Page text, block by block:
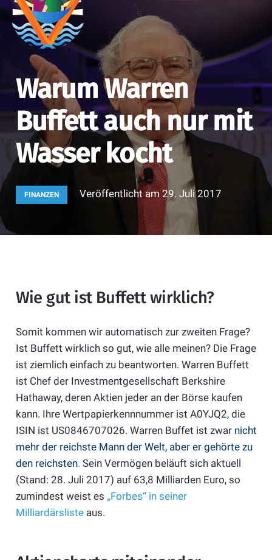
Warum Warren
Buffett auch nur mit
Wasser kocht
FINANZEN Veröffentlicht am29. Juli 2017
Wie gut ist Buffett wirklich?
Somit kommen wir automatisch zur zweiten Frage?
Ist Buffett wirklich so gut, wie alle meinen? Die Frage
ist ziemlich einfach zu beantworten. Warren Buffett
ist Chef der Investmentgesellschaft Berkshire
Hathaway, deren Aktien jeder an der Börse kaufen
kann. Ihre Wertpapierkennnummer ist A0YJQ2, die
ISIN ist US0846707026. Warren Buffet ist zwar nicht
mehr der reichste Mann der Welt, aber er gehörte zu
den reichsten. Sein Vermögen beläuft sich aktuell
(Stand: 28. Juli 2017) auf 63,8 Milliarden Euro, so
zumindest weist es „Forbes“ in seiner
Milliardärslisteaus.